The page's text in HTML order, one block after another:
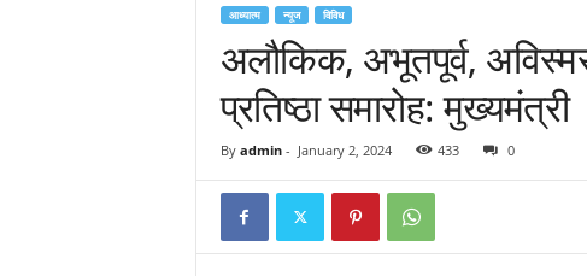
आध्यात्म न्यूज विविध
अलौकिक, अभूतपूर्व,
प्रतिष्ठा समारोह: मुख्यमंत्री
By admin- January 2, 2024 433 0